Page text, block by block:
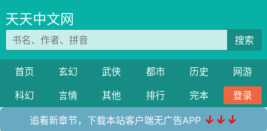
天天中文网
搜索
首页 玄幻 武侠 都市 历史
网游
科幻
言情 其他 排行 完本 登录
追看新章节，下载本站客户端无广告APP ↓↓↓